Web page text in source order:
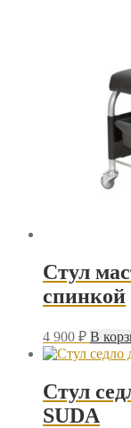
Стул
спинкой
4 900 ₽ В
Стул
SUDA